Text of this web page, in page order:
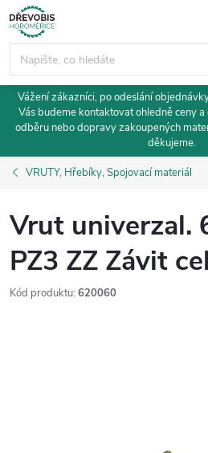
Přejít
na
obsah
Vážení zákazníci, po odeslání
Vás budeme kontaktovat ohledně ceny
odběru nebo dopravy zakoupených
děkujeme.
VRUTY, Hřebíky, Spojovací materiál
Vrut univerzal.
PZ3 ZZ Závit
Kód produktu: 620060